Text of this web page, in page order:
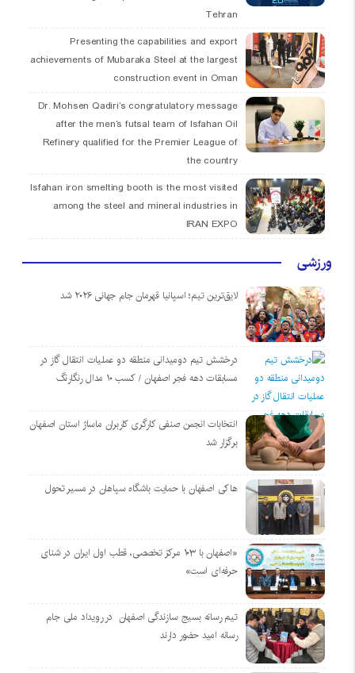
Tehran
Presenting the capabilities and export
achievements of Mubaraka Steel at the largest
construction event in Oman
Dr. Mohsen Qadiri’s congratulatory message
after the men’s futsal team of Isfahan Oil
Refinery qualified for the Premier League of
the country
Isfahan iron smelting booth is the most visited
among the steel and mineral industries in
IRAN EXPO
ورزشی
لایق‌ترین تیم؛ اسپانیا قهرمان جام جهانی ۲۰۲۶ شد
درخشش تیم دومیدانی منطقه دو عملیات انتقال گاز در
مسابقات دهه فجر اصفهان / کسب ۱۰ مدال رنگارنگ
انتخابات انجمن صنفی کارگری کاربران ماساژ استان اصفهان
برگزار شد
هاکی اصفهان با حمایت باشگاه سپاهان در مسیر تحول
«اصفهان با ۱۰۳ مرکز تخصصی، قطب اول ایران در شنای
حرفه‌ای است»
تیم رسانه بسیج سازندگی اصفهان در رویداد ملی جام
رسانه امید حضور دارند